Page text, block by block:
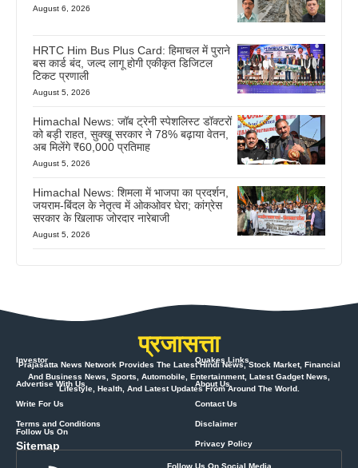
August 6, 2026
HRTC Him Bus Plus Card: हिमाचल में पुराने
बस कार्ड बंद, जल्द लागू होगी एकीकृत डिजिटल
टिकट प्रणाली
August 5, 2026
Himachal News: जॉब ट्रेनी स्पेशलिस्ट डॉक्टरों
को बड़ी राहत, सुक्खू सरकार ने 78% बढ़ाया वेतन,
अब मिलेंगे ₹60,000 प्रतिमाह
August 5, 2026
Himachal News: शिमला में भाजपा का प्रदर्शन,
जयराम-बिंदल के नेतृत्व में ओकओवर घेरा; कांग्रेस
सरकार के खिलाफ जोरदार नारेबाजी
August 5, 2026
प्रजासत्ता
Prajasatta News Network Provides The Latest Hindi News, Stock Market, Financial
And Business News, Sports, Automobile, Entertainment, Latest Gadget News,
Lifestyle, Health, And Latest Updates From Around The World.
Investor
Advertise With Us
Write For Us
Terms and Conditions
Sitemap
Quakes Links
About Us
Contact Us
Disclaimer
Privacy Policy
Follow Us On
Follow Us On Social Media